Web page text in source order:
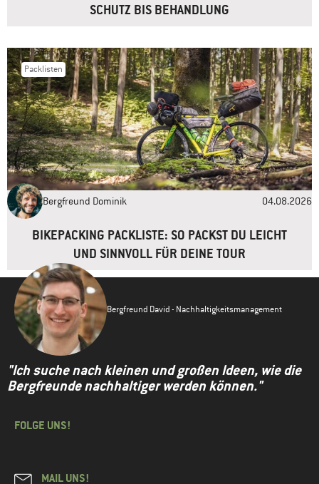
SCHUTZ BIS BEHANDLUNG
Packlisten
Bergfreund Dominik 04.08.2026
BIKEPACKING PACKLISTE: SO PACKST DU LEICHT
UND SINNVOLL FÜR DEINE TOUR
Bergfreund David - Nachhaltigkeitsmanagement
"Ich suche nach kleinen und großen Ideen, wie die
Bergfreunde nachhaltiger werden können."
FOLGE UNS!
MAIL UNS!